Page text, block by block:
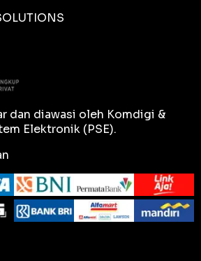
dan diawasi oleh Komdigi &
Elektronik (PSE).